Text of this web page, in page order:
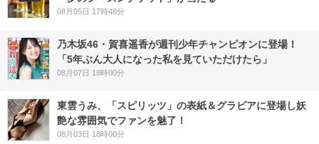
08月05日 17時48分
乃木坂46・賀喜遥香が週刊少年チャンピオンに登場！
「5年ぶん大人になった私を見ていただけたら」
08月07日 18時00分
東雲うみ、「スピリッツ」の表紙＆グラビアに登場し妖
艶な雰囲気でファンを魅了！
08月03日 18時00分